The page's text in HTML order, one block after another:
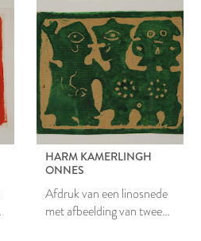
HARM KAMERLINGH
ONNES
Afdruk van een linosnede
met afbeelding van twee